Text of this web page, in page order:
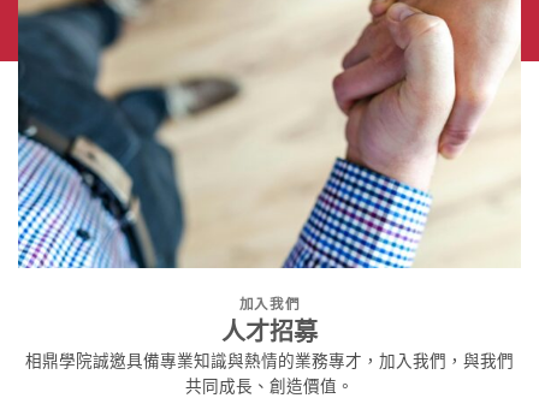
加入我們
人才招募
相鼎學院誠邀具備專業知識與熱情的業務專才，加入我們，與我們
共同成長、創造價值。